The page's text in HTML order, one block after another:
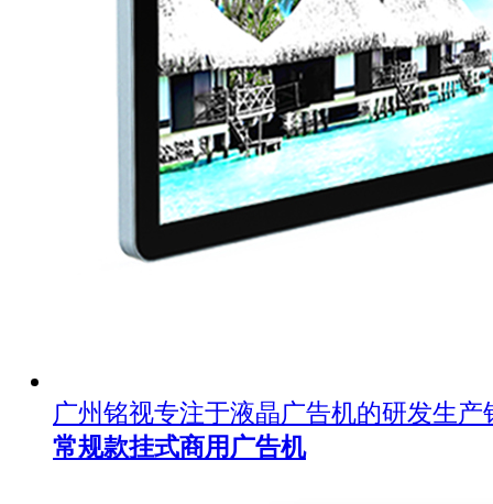
广州铭视专注于液晶广告机的研发生
常规款挂式商用广告机